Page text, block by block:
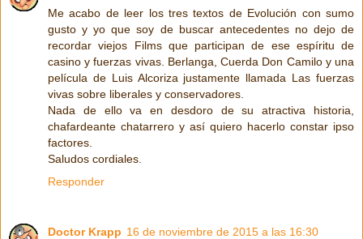
Me acabo de leer los tres textos de Evolución con sumo
gusto y yo que soy de buscar antecedentes no dejo de
recordar viejos Films que participan de ese espíritu de
casino y fuerzas vivas. Berlanga, Cuerda Don Camilo y una
película de Luis Alcoriza justamente llamada Las fuerzas
vivas sobre liberales y conservadores.
Nada de ello va en desdoro de su atractiva historia,
chafardeante chatarrero y así quiero hacerlo constar ipso
factores.
Saludos cordiales.
Responder
Doctor Krapp 16 de noviembre de 2015 a las 16:30